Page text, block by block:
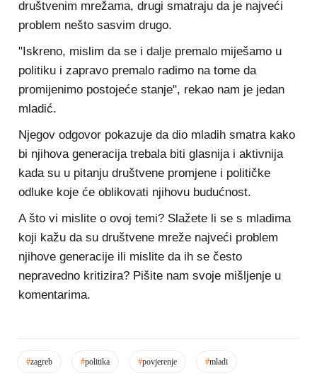
društvenim mrežama, drugi smatraju da je najveći
problem nešto sasvim drugo.
"Iskreno, mislim da se i dalje premalo miješamo u
politiku i zapravo premalo radimo na tome da
promijenimo postojeće stanje", rekao nam je jedan
mladić.
Njegov odgovor pokazuje da dio mladih smatra kako
bi njihova generacija trebala biti glasnija i aktivnija
kada su u pitanju društvene promjene i političke
odluke koje će oblikovati njihovu budućnost.
A što vi mislite o ovoj temi? Slažete li se s mladima
koji kažu da su društvene mreže najveći problem
njihove generacije ili mislite da ih se često
nepravedno kritizira? Pišite nam svoje mišljenje u
komentarima.
#zagreb #politika #povjerenje #mladi